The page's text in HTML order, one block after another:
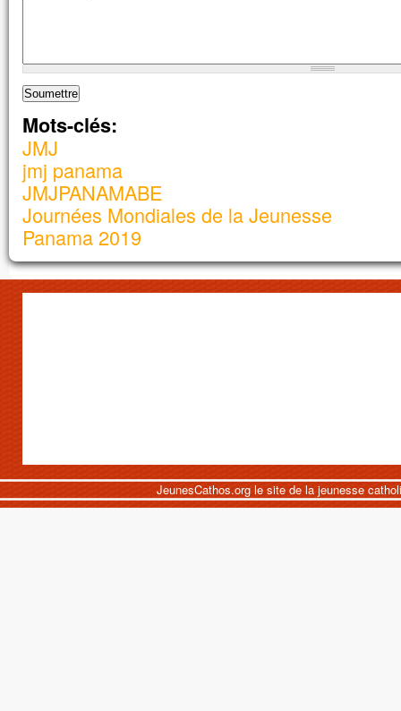
Mots-clés:
JMJ
jmj panama
JMJPANAMABE
Journées Mondiales de la Jeunesse
Panama 2019
JeunesCathos.org le site de la jeunesse